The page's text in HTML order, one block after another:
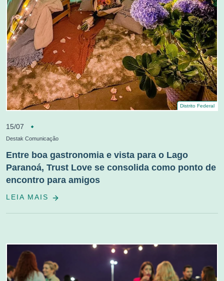
Distrito Federal
15/07
Destak Comunicação
Entre boa gastronomia e vista para o Lago
Paranoá, Trust Love se consolida como ponto de
encontro para amigos
LEIA MAIS